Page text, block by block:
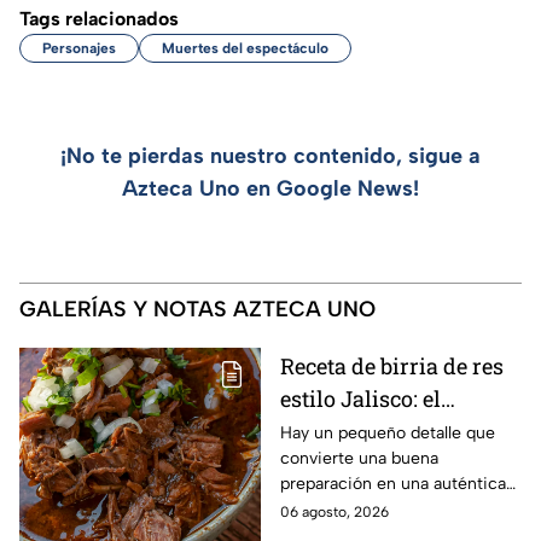
Tags relacionados
Personajes Muertes del espectáculo
¡No te pierdas nuestro contenido, sigue a
Azteca Uno en Google News!
GALERÍAS Y NOTAS AZTECA UNO
Receta de birria de res
estilo Jalisco: el
ingrediente que hace la
diferencia y que NO te
puede faltar
Hay un pequeño detalle que
convierte una buena
preparación en una auténtica
birria estilo Jalisco, ideal para
06 agosto, 2026